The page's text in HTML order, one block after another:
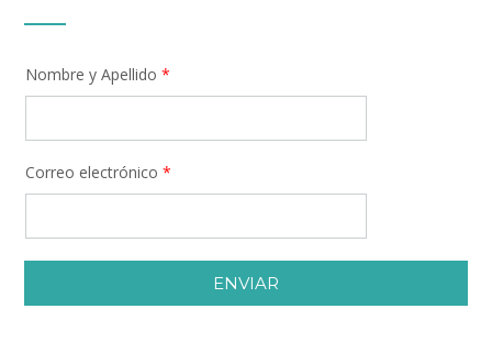
Nombre y Apellido *
Correo electrónico *
ENVIAR